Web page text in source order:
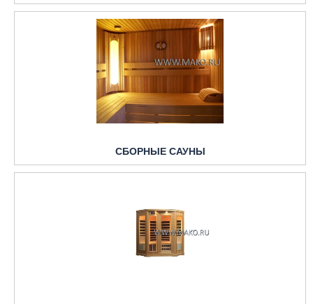
СБОРНЫЕ САУНЫ